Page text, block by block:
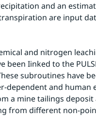
and an
are input
and nitrogen
been Iinked to the
subroutines have
dependent and human
a mine tailings deposit
from different non-